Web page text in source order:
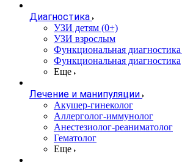
Диагностика
УЗИ детям (0+)
УЗИ взрослым
Функциональная
Функциональная диагностика
Еще
Лечение и манипуляции
Акушер-гинеколог
Аллерголог-иммунолог
Анестезиолог-реаниматолог
Гематолог
Еще